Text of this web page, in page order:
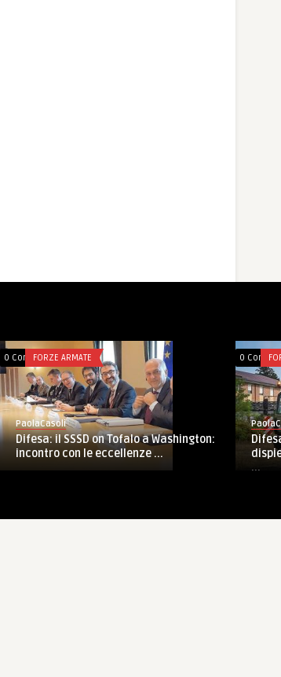
0 CommentsFORZE ARMATE
PaolaCasoli
Accademia Militare di Modena: giurano
gli Allievi Ufficiali del 19 ...